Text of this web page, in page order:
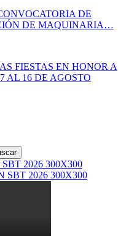
DE
DE MAQUINARIA…
FIESTAS EN HONOR A
AL 16 DE AGOSTO